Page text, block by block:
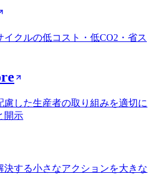
クルの低コスト・低CO2・省ス
慮した生産者の取り組みを適切に
開示
決する小さなアクションを大きな